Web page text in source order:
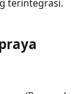
terintegrasi.